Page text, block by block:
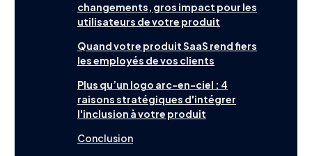
ContactEnglish
changements, gros impact pour les
utilisateurs de votre produit
Quand votre produit SaaS rend fiers
les employés de vos clients
Plus qu’un logo arc-en-ciel : 4
raisons stratégiques d'intégrer
l'inclusion à votre produit
Conclusion